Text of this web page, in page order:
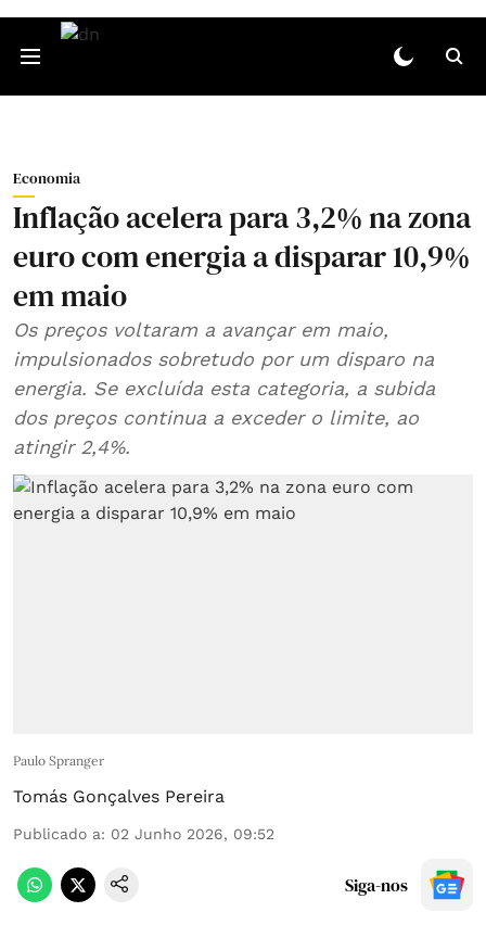
Economia
Inflação acelera para 3,2% na zona
euro com energia a disparar 10,9%
em maio
Os preços voltaram a avançar em maio,
impulsionados sobretudo por um disparo na
energia. Se excluída esta categoria, a subida
dos preços continua a exceder o limite, ao
atingir 2,4%.
Paulo Spranger
Tomás Gonçalves Pereira
Publicado a: 02 Junho 2026, 09:52
Siga-nos